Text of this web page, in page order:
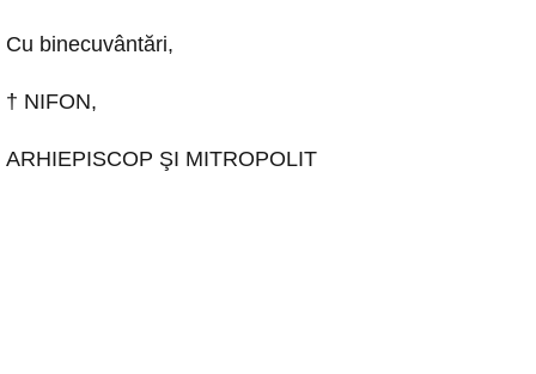
Cu binecuvântări,
† NIFON,
ARHIEPISCOP ŞI MITROPOLIT